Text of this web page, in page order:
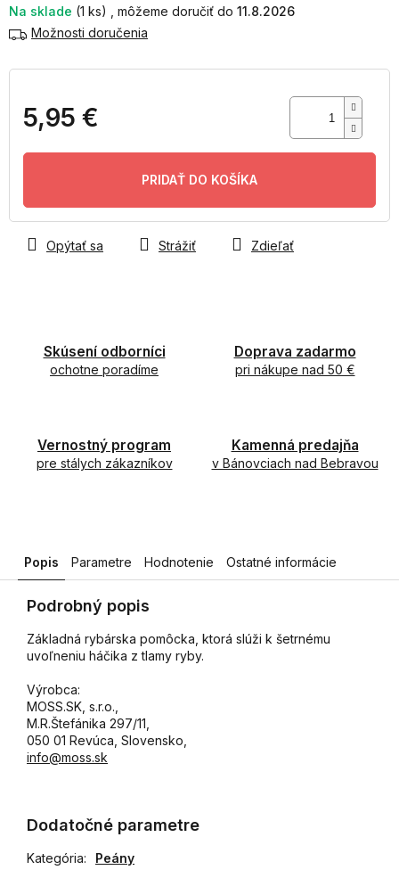
Na sklade (1 ks)
11.8.2026
Možnosti doručenia
5,95 €
PRIDAŤ DO KOŠÍKA
Skúsení odborníci
ochotne poradíme
Doprava zadarmo
pri nákupe nad 50 €
Vernostný program
pre stálych zákazníkov
Kamenná predajňa
v Bánovciach nad Bebravou
Opýtať sa Strážiť Zdieľať
Popis Parametre Hodnotenie Ostatné informácie
Podrobný popis
Základná rybárska pomôcka, ktorá slúži k šetrnému
uvoľneniu háčika z tlamy ryby.
Výrobca:
MOSS.SK, s.r.o.,
M.R.Štefánika 297/11,
050 01 Revúca, Slovensko,
info@moss.sk
Dodatočné parametre
Kategória: Peány